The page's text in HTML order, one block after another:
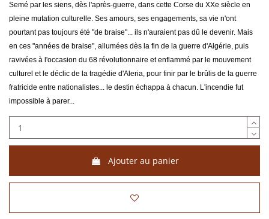
Semé par les siens, dès l'après-guerre, dans cette Corse du XXe siècle en
pleine mutation culturelle. Ses amours, ses engagements, sa vie n'ont
pourtant pas toujours été "de braise"... ils n'auraient pas dû le devenir. Mais
en ces "années de braise", allumées dès la fin de la guerre d'Algérie, puis
ravivées à l'occasion du 68 révolutionnaire et enflammé par le mouvement
culturel et le déclic de la tragédie d'Aleria, pour finir par le brûlis de la guerre
fratricide entre nationalistes... le destin échappa à chacun. L'incendie fut
impossible à parer...
Ajouter au panier